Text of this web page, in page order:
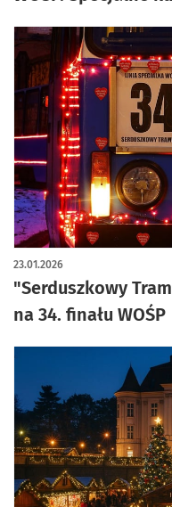
"Serduszkowy
na 34. finału WOŚP
23.01.2026